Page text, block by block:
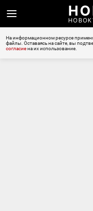
На информационном ресурсе
файлы. Оставаясь на сайте, вы
согласиена их использование.